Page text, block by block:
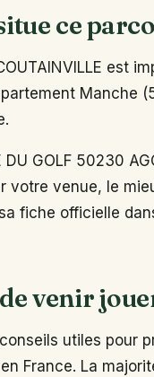
ce
est
Manche
DU GOLF 50230
votre venue, le
fiche officielle
venir
utiles pour
France. La